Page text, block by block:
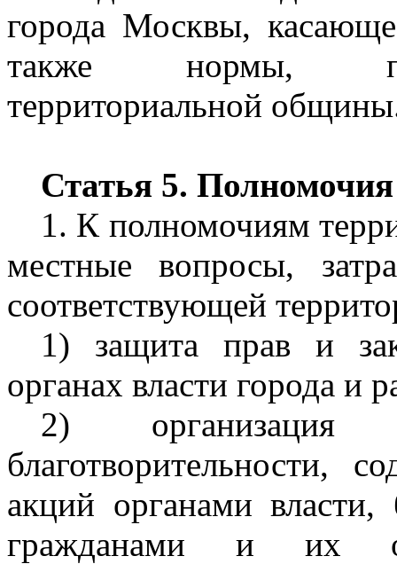
города Москвы,
также нормы,
территориальной
Статья 5.
1. К полномочиям
местные вопросы,
соответствующей
1) защита прав и
органах власти города и
2)
благотворительности,
акций органами власти,
гражданами и их